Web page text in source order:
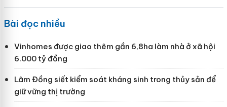
Bài đọc nhiều
Vinhomes được giao thêm gần 6,8ha làm nhà ở xã hội
6.000 tỷ đồng
Lâm Đồng siết kiểm soát kháng sinh trong thủy sản để
giữ vững thị trường